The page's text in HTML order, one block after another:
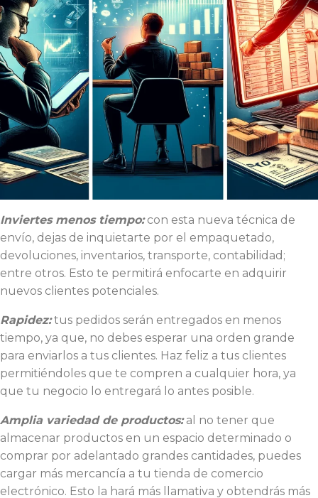
Inviertes menos tiempo: con esta nueva técnica de
envío, dejas de inquietarte por el empaquetado,
devoluciones, inventarios, transporte, contabilidad;
entre otros. Esto te permitirá enfocarte en adquirir
nuevos clientes potenciales.
Rapidez: tus pedidos serán entregados en menos
tiempo, ya que, no debes esperar una orden grande
para enviarlos a tus clientes. Haz feliz a tus clientes
permitiéndoles que te compren a cualquier hora, ya
que tu negocio lo entregará lo antes posible.
Amplia variedad de productos: al no tener que
almacenar productos en un espacio determinado o
comprar por adelantado grandes cantidades, puedes
cargar más mercancía a tu tienda de comercio
electrónico. Esto la hará más llamativa y obtendrás más